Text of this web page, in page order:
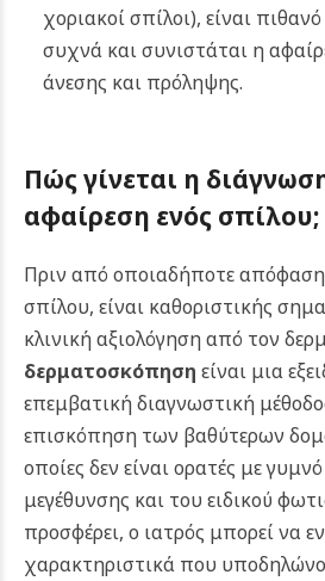
χοριακοί σπίλοι), είναι
συχνά και συνιστάται η
άνεσης και πρόληψης.
Πώς γίνεται η
αφαίρεση ενός σπίλου;
Πριν από οποιαδήποτε απόφαση
σπίλου, είναι καθοριστικής
κλινική αξιολόγηση από τον
δερματοσκόπηση είναι μια
επεμβατική διαγνωστική
επισκόπηση των βαθύτερων
οποίες δεν είναι ορατές με
μεγέθυνσης και του ειδικού
προσφέρει, ο ιατρός μπορεί να
χαρακτηριστικά που